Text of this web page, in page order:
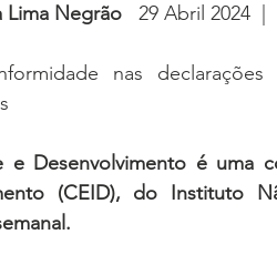
Lima Negrão 29 Abril 2024  |
nas
e Desenvolvimento é uma
(CEID), do Instituto